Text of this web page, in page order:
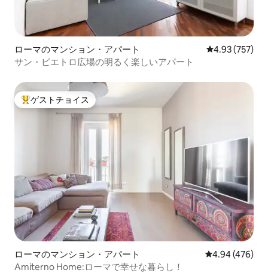
ローマのマンション・アパート レビュー757
4.93 (757)
サン・ピエトロ広場の明るく楽しいアパート
大好評のゲストチョイスです。
ゲストチョイス
ローマのマンション・アパート レビュー476
4.94 (476)
Amiterno Home:ローマで幸せな暮らし！